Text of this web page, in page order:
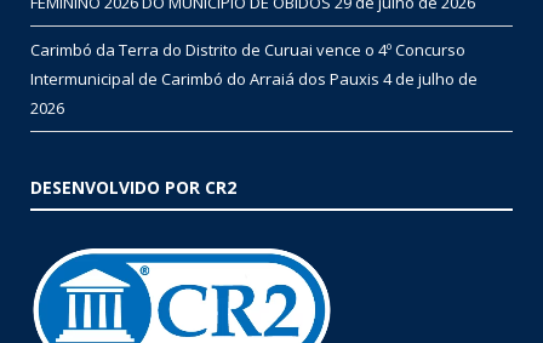
Carimbó da Terra do Distrito de Curuai vence o 4º Concurso
Intermunicipal de Carimbó do Arraiá dos Pauxis 4 de julho de
2026
DESENVOLVIDO POR CR2